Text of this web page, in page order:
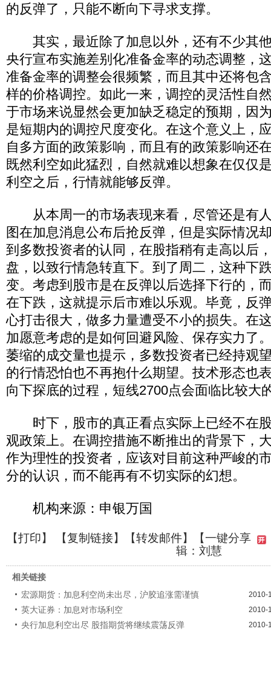
的反弹了，只能不断向下寻求支撑。
其实，最近除了加息以外，还有不少其
央行宣布实施差别化准备金率的动态调整，
准备金率的调整会很频繁，而且其中还将包
样的价格调控。如此一来，调控的灵活性自
于市场来说显然会更加缺乏稳定的预期，因
是短期内的调控尺度变化。在这个意义上，
自多方面的政策影响，而且有的政策影响还
既然利空如此猛烈，自然就难以想象在仅仅
利空之后，行情就能够反弹。
从本周一的市场表现来看，尽管还是有
图在加息消息公布后抢反弹，但是实际情况
到多数投资者的认同，在股指稍有走高以后
盘，以致行情急转直下。到了周二，这种下
变。考虑到股市是在反弹以后选择下行的，
在下跌，这就提示后市难以乐观。毕竟，反
心打击很大，做多力量遭受不小的损失。在
加愿意考虑的是如何回避风险、保存实力了
萎缩的成交量也提示，多数投资者已经持观
的行情恐怕也不再抱什么期望。技术形态也
向下探底的过程，短线2700点会面临比较大
时下，股市的真正看点实际上已经不在
观政策上。在调控措施不断推出的背景下，
作为理性的投资者，应该对目前这种严峻的
分的认识，而不能再有不切实际的幻想。
机构来源：申银万国
【打印】 【复制链接】【转发邮件】
【一键分享
辑：刘慧
相关链接
宏源期货：加息利空尚未出尽，沪胶追涨需谨慎
2010-
英大证券：加息对市场利空 2010-
央行加息利空出尽 股指期货将继续震荡反弹 2010-